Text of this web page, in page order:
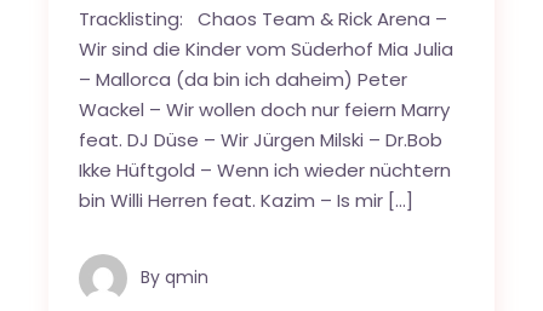
Tracklisting: Chaos Team & Rick Arena –
Wir sind die Kinder vom Süderhof Mia Julia
– Mallorca (da bin ich daheim) Peter
Wackel – Wir wollen doch nur feiern Marry
feat. DJ Düse – Wir Jürgen Milski – Dr.Bob
Ikke Hüftgold – Wenn ich wieder nüchtern
bin Willi Herren feat. Kazim – Is mir […]
By qmin